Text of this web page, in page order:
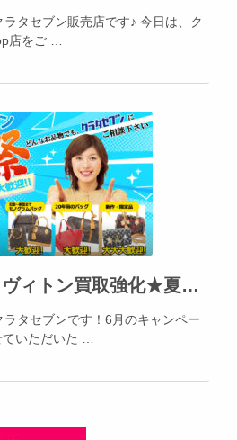
タセブン販売店です♪ 今日は、ク
店をご …
2026年8月はルイヴィトン買取強化★夏休みの出費、不要品でカバー出来ます!!!
タセブンです！6月のキャンペー
いただいた …